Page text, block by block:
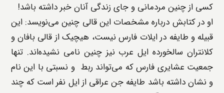
کسی از چنین مردمانی و جای زندگی آنان خبر داشته باشد!
او در کتابش درباره مشخصات این قالی چنین می‌نویسد: این
قبیله و طایفه در ایلات فارس نیست، هیچیک از قالی بافان و
کلانتران سالخورده ایل عرب نیز چنین نامی نشیده‌اند. تنها
جمعیت عشایری فارس که می‌تواند ربط و نسبتی با این نام
و نشان داشته باشد طایفه جن عراقی از ایل نفر است که چند